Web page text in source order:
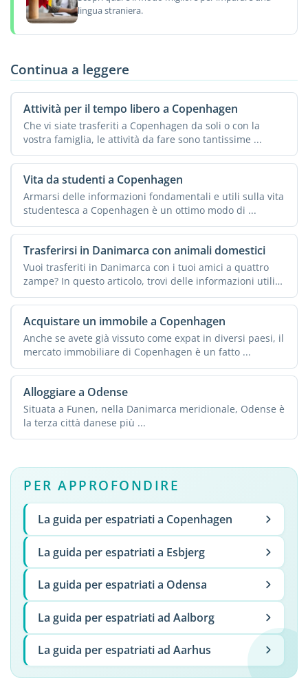
lingua straniera.
Continua a leggere
Attività per il tempo libero a Copenhagen
Che vi siate trasferiti a Copenhagen da soli o con la
vostra famiglia, le attività da fare sono tantissime ...
Vita da studenti a Copenhagen
Armarsi delle informazioni fondamentali e utili sulla vita
studentesca a Copenhagen è un ottimo modo di ...
Trasferirsi in Danimarca con animali domestici
Vuoi trasferiti in Danimarca con i tuoi amici a quattro
zampe? In questo articolo, trovi delle informazioni utili
...
Acquistare un immobile a Copenhagen
Anche se avete già vissuto come expat in diversi paesi, il
mercato immobiliare di Copenhagen è un fatto ...
Alloggiare a Odense
Situata a Funen, nella Danimarca meridionale, Odense è
la terza città danese più ...
PER APPROFONDIRE
La guida per espatriati a Copenhagen
La guida per espatriati a Esbjerg
La guida per espatriati a Odensa
La guida per espatriati ad Aalborg
La guida per espatriati ad Aarhus